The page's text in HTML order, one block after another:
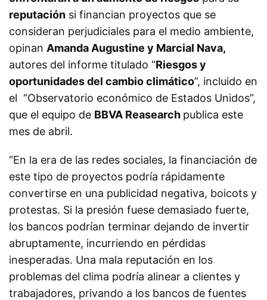
reputación si financian proyectos que se
consideran perjudiciales para el medio ambiente,
opinan Amanda Augustine y Marcial Nava,
autores del informe titulado “Riesgos y
oportunidades del cambio climático”, incluido en
el “Observatorio económico de Estados Unidos”,
que el equipo de BBVA Reasearch publica este
mes de abril.
“En la era de las redes sociales, la financiación de
este tipo de proyectos podría rápidamente
convertirse en una publicidad negativa, boicots y
protestas. Si la presión fuese demasiado fuerte,
los bancos podrían terminar dejando de invertir
abruptamente, incurriendo en pérdidas
inesperadas. Una mala reputación en los
problemas del clima podría alinear a clientes y
trabajadores, privando a los bancos de fuentes